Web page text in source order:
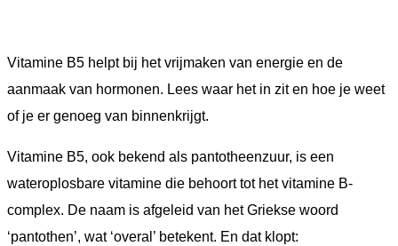
Vitamine B5 helpt bij het vrijmaken van energie en de
aanmaak van hormonen. Lees waar het in zit en hoe je weet
of je er genoeg van binnenkrijgt.
Vitamine B5, ook bekend als pantotheenzuur, is een
wateroplosbare vitamine die behoort tot het vitamine B-
complex. De naam is afgeleid van het Griekse woord
‘pantothen’, wat ‘overal’ betekent. En dat klopt: